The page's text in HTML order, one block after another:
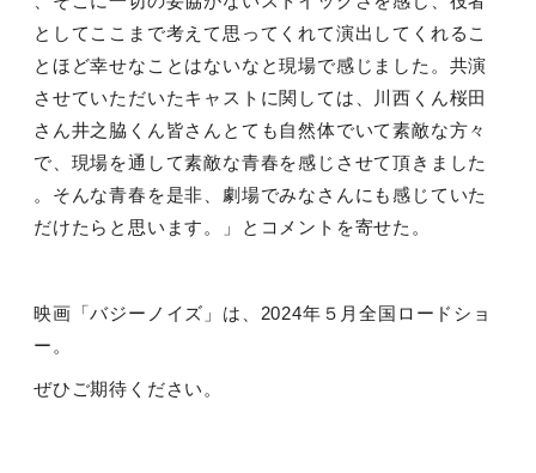
としてここまで考えて思ってくれて演出してくれるこ
とほど幸せなことはないなと現場で感じました。共演
させていただいたキャストに関しては、川西くん桜田
さん井之脇くん皆さんとても自然体でいて素敵な方々
で、現場を通して素敵な青春を感じさせて頂きました
。そんな青春を是非、劇場でみなさんにも感じていた
だけたらと思います。」とコメントを寄せた。
映画「バジーノイズ」は、 2024年５月全国ロードショ
ー。
ぜひご期待ください。